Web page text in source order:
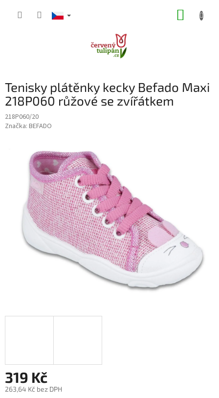
Tenisky plátěnky kecky Befado Maxi
218P060 růžové se zvířátkem
218P060/20
Značka: BEFADO
319 Kč
263,64 Kč bez DPH